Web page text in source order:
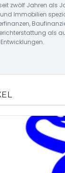
zwölf Jahren als
Immobilien
als